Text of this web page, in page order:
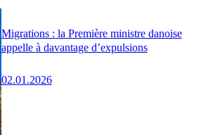
Migrations : la Première ministre danoise
appelle à davantage d’expulsions
02.01.2026